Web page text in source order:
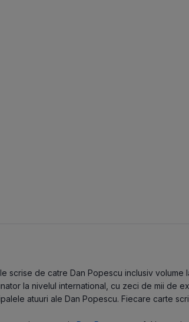
scrise de catre Dan Popescu inclusiv
la nivelul international, cu zeci de mii de
atuuri ale Dan Popescu. Fiecare carte